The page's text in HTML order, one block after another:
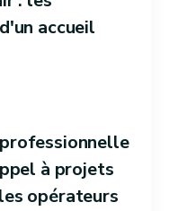
accueil
à projets
opérateurs